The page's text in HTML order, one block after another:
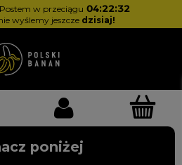
w przeciągu 04:22:32
wyślemy jeszcze dzisiaj!
poniżej